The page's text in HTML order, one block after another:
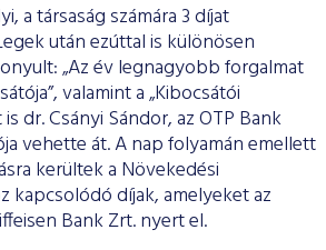
a társaság számára 3 díjat
után ezúttal is különösen
„Az év legnagyobb forgalmat
valamint a „Kibocsátói
dr. Csányi Sándor, az OTP Bank
vehette át. A nap folyamán emellett
kerültek a Növekedési
kapcsolódó díjak, amelyeket az
Bank Zrt. nyert el.